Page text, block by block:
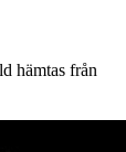
hämtas från